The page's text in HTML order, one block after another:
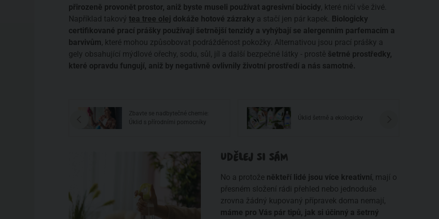
přirozeně provonět prostor, aniž byste museli používat agresivní biocidy, které ničí vše živé.
Například takový tea tree olej dokáže hotové zázraky a stačí jen pár kapek.
Biologicky
certifikované prací prášky používají šetrnější tenzidy a vyhýbají se alergenním parfemacím a
barvivům, které mohou způsobovat podrážděnost pokožky. Alternativou jsou prací prášky a
gely obsahující mýdlové ořechy, sodu, sůl, jíl a další bezpečné látky - prostě šetrné prostředky,
které opravdu fungují, aniž by negativně ovlivnily životní prostředí a nás samotné.
Zbavte se nadbytečné chemie:
Úklid s přírodními pomocníky
Úklid šetrně a ekologicky
UDĚLEJ SI SÁM
No a protože někteří lidé jsou více kreativní, mají o
přesném složení rádi přehled nebo jednoduše
zrovna žádný kupovaný přípravek doma nemají,
máme pro Vás pár tipů, jak si účinný a šetrný